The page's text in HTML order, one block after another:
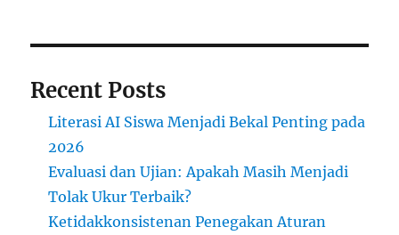
Recent Posts
Literasi AI Siswa Menjadi Bekal Penting pada
2026
Evaluasi dan Ujian: Apakah Masih Menjadi
Tolak Ukur Terbaik?
Ketidakkonsistenan Penegakan Aturan